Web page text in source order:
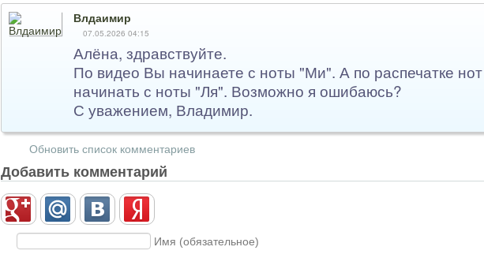
Влдаимир
07.05.2026 04:15
Алёна, здравствуйте.
По видео Вы начинаете с ноты "Ми". А по распечатке
начинать с ноты "Ля". Возможно я ошибаюсь?
С уважением, Владимир.
Обновить список комментариев
Добавить комментарий
Имя (обязательное)